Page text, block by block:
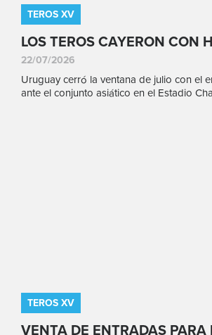
TEROS XV
LOS TEROS CAYERON CON
22/07/2026
Uruguay cerró la ventana de julio con el
ante el conjunto asiático en el Estadio
TEROS XV
VENTA DE ENTRADAS PARA